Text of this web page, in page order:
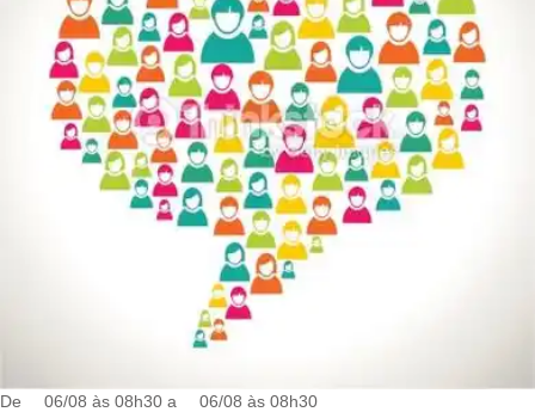
De 06/08 às 08h30 a 06/08 às 08h30